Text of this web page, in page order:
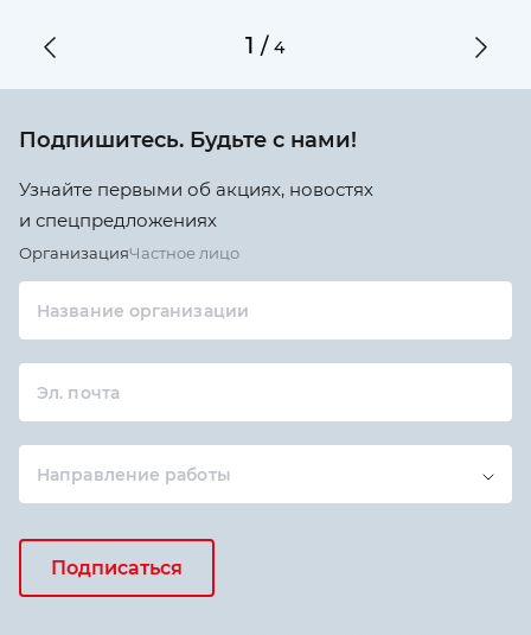
1 /4
Подпишитесь. Будьте с нами!
Узнайте первыми об акциях, новостях
и спецпредложениях
ОрганизацияЧастное лицо
Название организации
Эл. почта
Направление работы
Подписаться